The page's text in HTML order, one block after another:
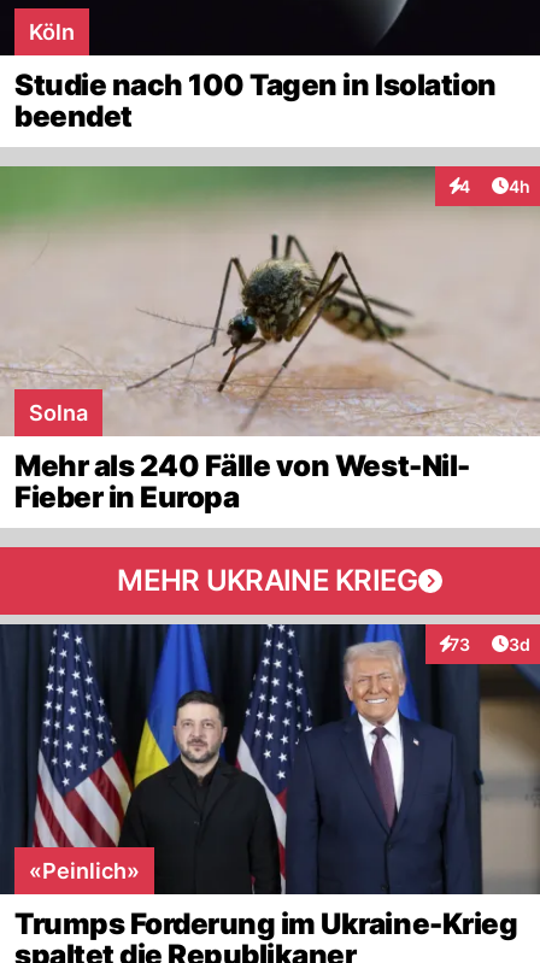
Köln
Studie nach 100 Tagen in Isolation
beendet
4 4h
Solna
Mehr als 240 Fälle von West-Nil-
Fieber in Europa
MEHR UKRAINE KRIEG
73
Interaktionen
3d
«Peinlich»
Trumps Forderung im Ukraine-Krieg
spaltet die Republikaner